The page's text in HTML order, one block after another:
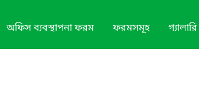
অফিস ব্যবস্থাপনা ফরম ফরমসমূহ গ্যালারি